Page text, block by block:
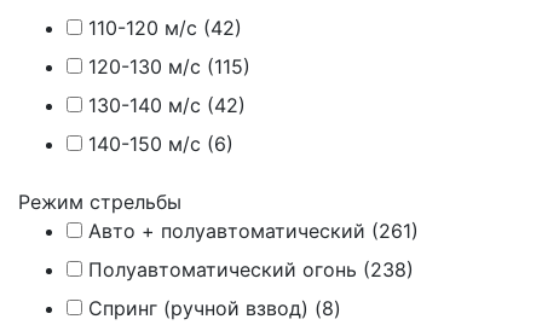
110-120 м/с (42)
120-130 м/с (115)
130-140 м/с (42)
140-150 м/с (6)
Режим стрельбы
Авто + полуавтоматический (261)
Полуавтоматический огонь (238)
Спринг (ручной взвод) (8)